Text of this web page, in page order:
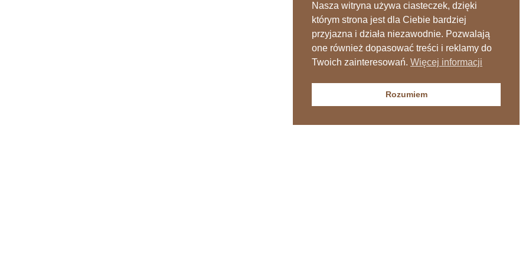
Nasza witryna używa ciasteczek, dzięki
którym strona jest dla Ciebie bardziej
przyjazna i działa niezawodnie. Pozwalają
one również dopasować treści i reklamy do
Twoich zainteresowań. Więcej informacji
Rozumiem